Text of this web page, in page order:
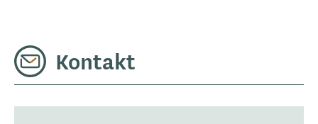
Kontakt